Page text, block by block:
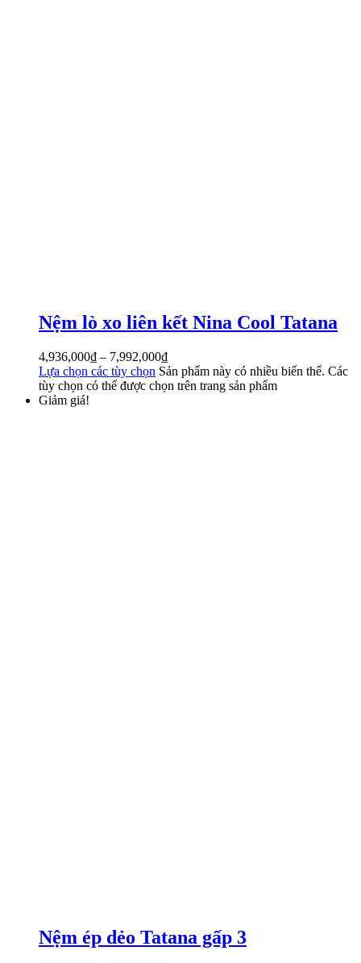
Nệm lò xo liên kết Nina Cool Tatana
4,936,000₫ – 7,992,000₫
Lựa chọn các tùy chọn Sản phẩm này có nhiều biến thể. Các
tùy chọn có thể được chọn trên trang sản phẩm
Giảm giá!
Nệm ép dẻo Tatana gấp 3